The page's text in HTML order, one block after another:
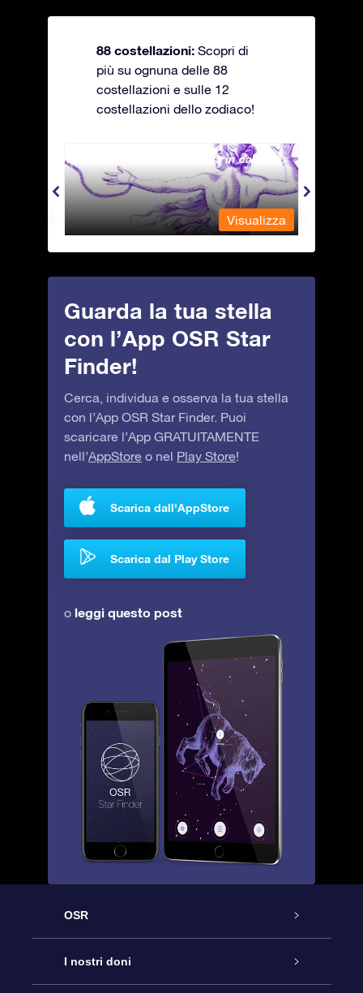
88 costellazioni: Scopri di
più su ognuna delle 88
costellazioni e sulle 12
costellazioni dello zodiaco!
Andromeda - La fanciulla in catene
Visualizza
Guarda la tua stella
con l’App OSR Star
Finder!
Cerca, individua e osserva la tua stella
con l’App OSR Star Finder. Puoi
scaricare l’App GRATUITAMENTE
nell’AppStore o nel Play Store!
Scarica dall'AppStore
Scarica dal Play Store
o leggi questo post
OSR
Assistenza
I nostri doni